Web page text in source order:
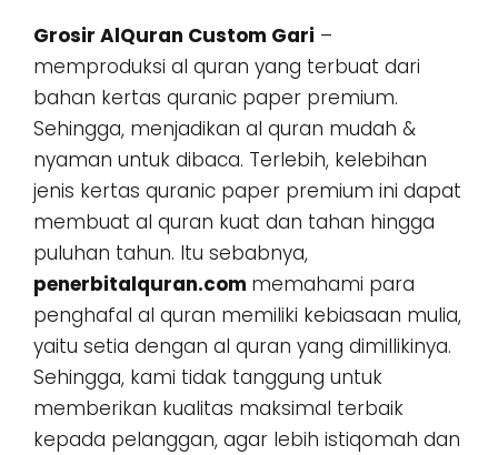
Grosir AlQuran Custom Gari –
memproduksi al quran yang terbuat dari
bahan kertas quranic paper premium.
Sehingga, menjadikan al quran mudah &
nyaman untuk dibaca. Terlebih, kelebihan
jenis kertas quranic paper premium ini dapat
membuat al quran kuat dan tahan hingga
puluhan tahun. Itu sebabnya,
penerbitalquran.com memahami para
penghafal al quran memiliki kebiasaan mulia,
yaitu setia dengan al quran yang dimillikinya.
Sehingga, kami tidak tanggung untuk
memberikan kualitas maksimal terbaik
kepada pelanggan, agar lebih istiqomah dan